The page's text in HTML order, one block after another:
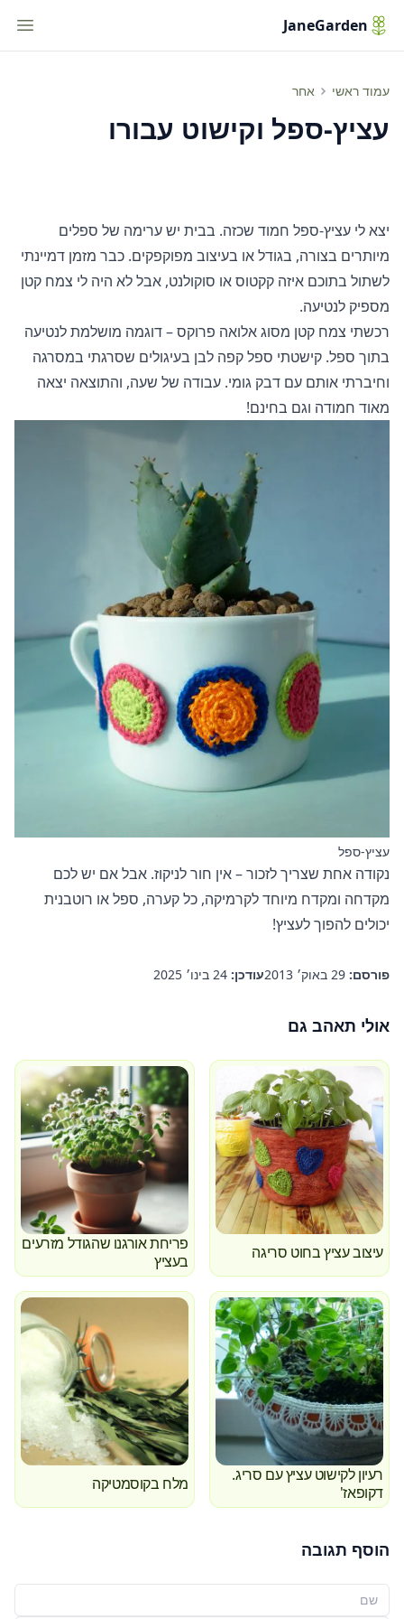
JaneGarden
עמוד ראשי אחר עציץ-ספל וקישוט עבורו
עציץ-ספל וקישוט עבורו
יצא לי עציץ-ספל חמוד שכזה. בבית יש ערימה של ספלים
מיותרים בצורה, בגודל או בעיצוב מפוקפקים. כבר מזמן דמיינתי
לשתול בתוכם איזה קקטוס או סוקולנט, אבל לא היה לי צמח קטן
מספיק לנטיעה.
רכשתי צמח קטן מסוג אלואה פרוקס – דוגמה מושלמת לנטיעה
בתוך ספל. קישטתי ספל קפה לבן בעיגולים שסרגתי במסרגה
וחיברתי אותם עם דבק גומי. עבודה של שעה, והתוצאה יצאה
מאוד חמודה וגם בחינם!
עציץ-ספל
נקודה אחת שצריך לזכור – אין חור לניקוז. אבל אם יש לכם
מקדחה ומקדח מיוחד לקרמיקה, כל קערה, ספל או רוטבנית
יכולים להפוך לעציץ!
פורסם: 29 באוק׳ 2013 עודכן: 24 בינו׳ 2025
אולי תאהב גם
עיצוב עציץ בחוט סריגה
פריחת אורגנו שהגודל מזרעים
בעציץ
רעיון לקישוט עציץ עם סריג.
דקופאז'
מלח בקוסמטיקה
הוסף תגובה
שמך